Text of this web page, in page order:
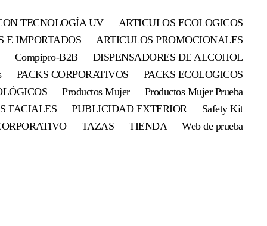
TECNOLOGÍA UV
ARTICULOS ECOLOGICOS
E IMPORTADOS
ARTICULOS PROMOCIONALES
Compipro-B2B
DISPENSADORES DE ALCOHOL
PACKS CORPORATIVOS
PACKS ECOLOGICOS
Productos Mujer
Productos Mujer Prueba
FACIALES
PUBLICIDAD EXTERIOR
Safety Kit
TAZAS TIENDA Web de prueba